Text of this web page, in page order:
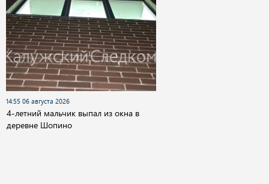
14:55 06 августа 2026
4-летний мальчик выпал из окна в
деревне Шопино